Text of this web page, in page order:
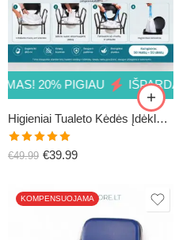
20% PIGIAU
Higieniai Tualeto Kėdės Įdėklai 50vnt.
Įvertinimas:
€49.99 €39.99
PIGIAU
KOMPENSUOJAMA